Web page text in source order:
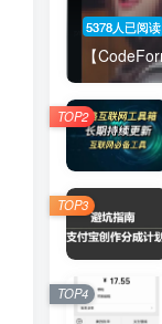
5378人已阅读
【
TOP2
TOP3
TOP4